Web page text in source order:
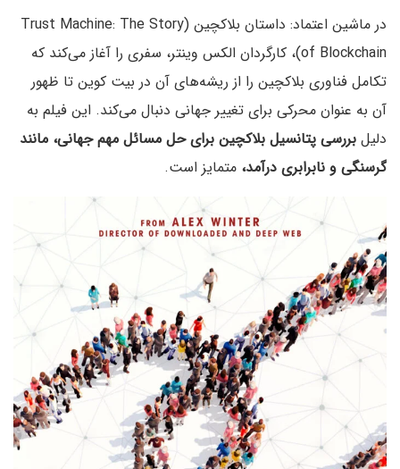
در ماشین اعتماد: داستان بلاکچین (Trust Machine: The Story
of Blockchain)، کارگردان الکس وینتر، سفری را آغاز می‌کند که
تکامل فناوری بلاکچین را از ریشه‌های آن در بیت کوین تا ظهور
آن به عنوان محرکی برای تغییر جهانی دنبال می‌کند. این فیلم به
دلیل بررسی پتانسیل بلاکچین برای حل مسائل مهم جهانی، مانند
گرسنگی و نابرابری درآمد، متمایز است.